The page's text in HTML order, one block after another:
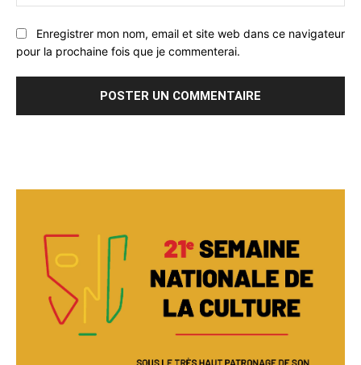
:
Enregistrer mon nom, email et site web dans ce navigateur
pour la prochaine fois que je commenterai.